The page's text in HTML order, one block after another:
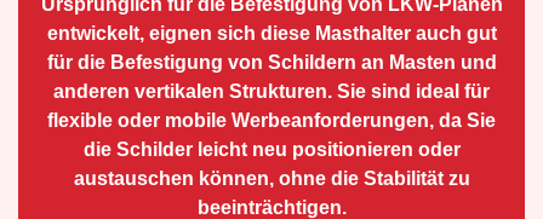
entwickelt, eignen sich diese Masthalter auch gut
für die Befestigung von Schildern an Masten und
anderen vertikalen Strukturen. Sie sind ideal für
flexible oder mobile Werbean­forderungen, da Sie
die Schilder leicht neu positio­nieren oder
austauschen können, ohne die Stabilität zu
beeinträchtigen.